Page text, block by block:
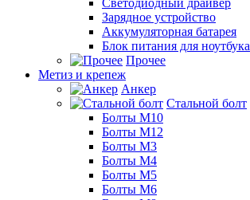
Светодиодный драйвер
Зарядное устройство
Аккумуляторная батарея
Блок питания для ноутбука
Прочее
Метиз и крепеж
Анкер
Стальной болт
Болты М10
Болты М12
Болты М3
Болты М4
Болты М5
Болты М6